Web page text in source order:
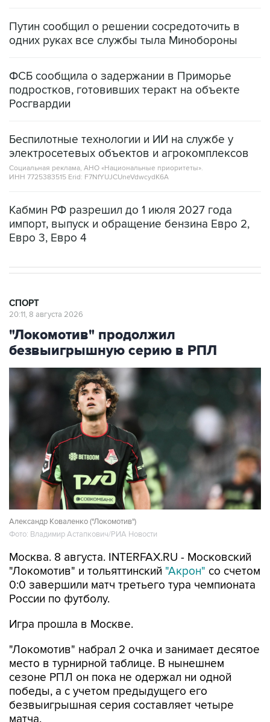
Путин сообщил о решении сосредоточить в
одних руках все службы тыла Минобороны
ФСБ сообщила о задержании в Приморье
подростков, готовивших теракт на объекте
Росгвардии
Беспилотные технологии и ИИ на службе у
электросетевых объектов и агрокомплексов
Социальная реклама, АНО «Национальные приоритеты».
ИНН 7725383515 Erid: F7NfYUJCUneVdwcydK6A
Кабмин РФ разрешил до 1 июля 2027 года
импорт, выпуск и обращение бензина Евро 2,
Евро 3, Евро 4
СПОРТ
20:11, 8 августа 2026
"Локомотив" продолжил
безвыигрышную серию в РПЛ
Александр Коваленко ("Локомотив")
Фото: Владимир Астапкович/РИА Новости
Москва. 8 августа. INTERFAX.RU - Московский
"Локомотив" и тольяттинский "Акрон" со счетом
0:0 завершили матч третьего тура чемпионата
России по футболу.
Игра прошла в Москве.
"Локомотив" набрал 2 очка и занимает десятое
место в турнирной таблице. В нынешнем
сезоне РПЛ он пока не одержал ни одной
победы, а с учетом предыдущего его
безвыигрышная серия составляет четыре